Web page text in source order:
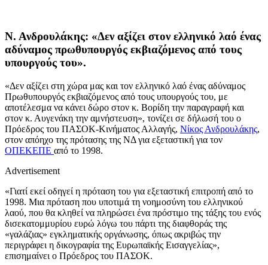
Ν. Ανδρουλάκης: «Δεν αξίζει στον ελληνικό λαό ένας
αδύναμος πρωθυπουργός εκβιαζόμενος από τους
υπουργούς του».
«Δεν αξίζει στη χώρα μας και τον ελληνικό λαό ένας αδύναμος
Πρωθυπουργός εκβιαζόμενος από τους υπουργούς του, με
αποτέλεσμα να κάνει δώρο στον κ. Βορίδη την παραγραφή και
στον κ. Αυγενάκη την αμνήστευση», τονίζει σε δήλωσή του ο
Πρόεδρος του ΠΑΣΟΚ-Κινήματος Αλλαγής, Νίκος Ανδρουλάκης,
στον απόηχο της πρότασης της ΝΔ για εξεταστική για τον
ΟΠΕΚΕΠΕ από το 1998.
Advertisement
«Γιατί εκεί οδηγεί η πρόταση του για εξεταστική επιτροπή από το
1998. Μια πρόταση που υποτιμά τη νοημοσύνη του ελληνικού
λαού, που θα κληθεί να πληρώσει ένα πρόστιμο της τάξης του ενός
δισεκατομμυρίου ευρώ λόγω του πάρτι της διαφθοράς της
«γαλάζιας» εγκληματικής οργάνωσης, όπως ακριβώς την
περιγράφει η δικογραφία της Ευρωπαϊκής Εισαγγελίας»,
επισημαίνει ο Πρόεδρος του ΠΑΣΟΚ.